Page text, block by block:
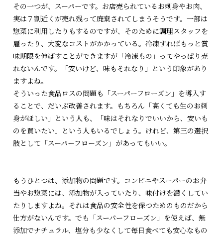
その一つが、スーパーです。お店売られているお刺身やお肉、
実は７割近くが売れ残って廃棄されてしまうそうです。一部は
惣菜に利用したりもするのですが、そのために調理スタッフを
雇ったり、大変なコストがかかっている。冷凍すればもっと賞
味期限を伸ばすことができますが「冷凍もの」ってやっぱり売
れないんです。「安いけど、味もそれなり」という印象があり
ますよね。
そういった食品ロスの問題も「スーパーフローズン」を導入す
ることで、だいぶ改善されます。もちろん「高くても生のお刺
身がほしい」という人も、「味はそれなりでいいから、安いも
のを買いたい」という人もいるでしょう。けれど、第三の選択
肢として「スーパーフローズン」があってもいい。
もうひとつは、添加物の問題です。コンビニやスーパーのお弁
当やお惣菜には、添加物が入っていたり、味付けを濃くしてい
たりしますよね。それは食品の安全性を保つためのものだから
仕方がないんです。でも「スーパーフローズン」を使えば、無
添加でナチュラル、塩分も少なくして毎日食べても安心なもの